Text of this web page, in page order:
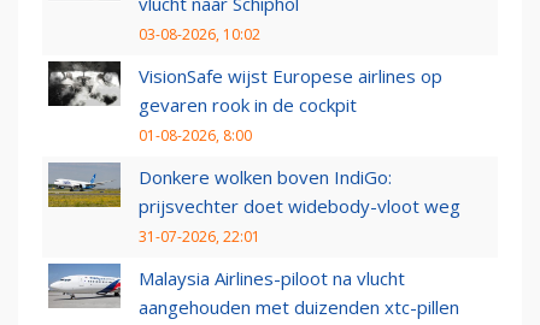
03-08-2026, 10:02
VisionSafe wijst Europese airlines op
gevaren rook in de cockpit
01-08-2026, 8:00
Donkere wolken boven IndiGo:
prijsvechter doet widebody-vloot weg
31-07-2026, 22:01
Malaysia Airlines-piloot na vlucht
aangehouden met duizenden xtc-pillen